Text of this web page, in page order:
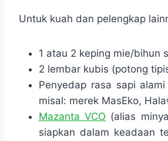
Untuk kuah dan pelengkap
1 atau 2 keping mie/bihun
2 lembar kubis (potong
Penyedap rasa sapi
misal: merek MasEko,
Mazanta VCO (alias
siapkan dalam keadaan